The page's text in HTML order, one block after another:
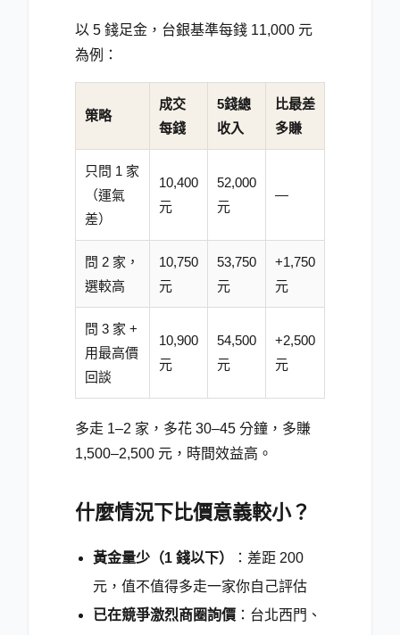
以 5 錢足金，台銀基準每錢 11,000 元
為例：
策略
成交
每錢
5錢總
收入
比最差
多賺
只問 1 家
（運氣
差）
10,400
元
52,000
元
—
問 2 家，
選較高
10,750
元
53,750
元
+1,750
元
問 3 家 +
用最高價
回談
10,900
元
54,500
元
+2,500
元
多走 1–2 家，多花 30–45 分鐘，多賺
1,500–2,500 元，時間效益高。
什麼情況下比價意義較小？
黃金量少（1 錢以下）
：差距 200
元，值不值得多走一家你自己評估
已在競爭激烈商圈詢價 ：台北西門、